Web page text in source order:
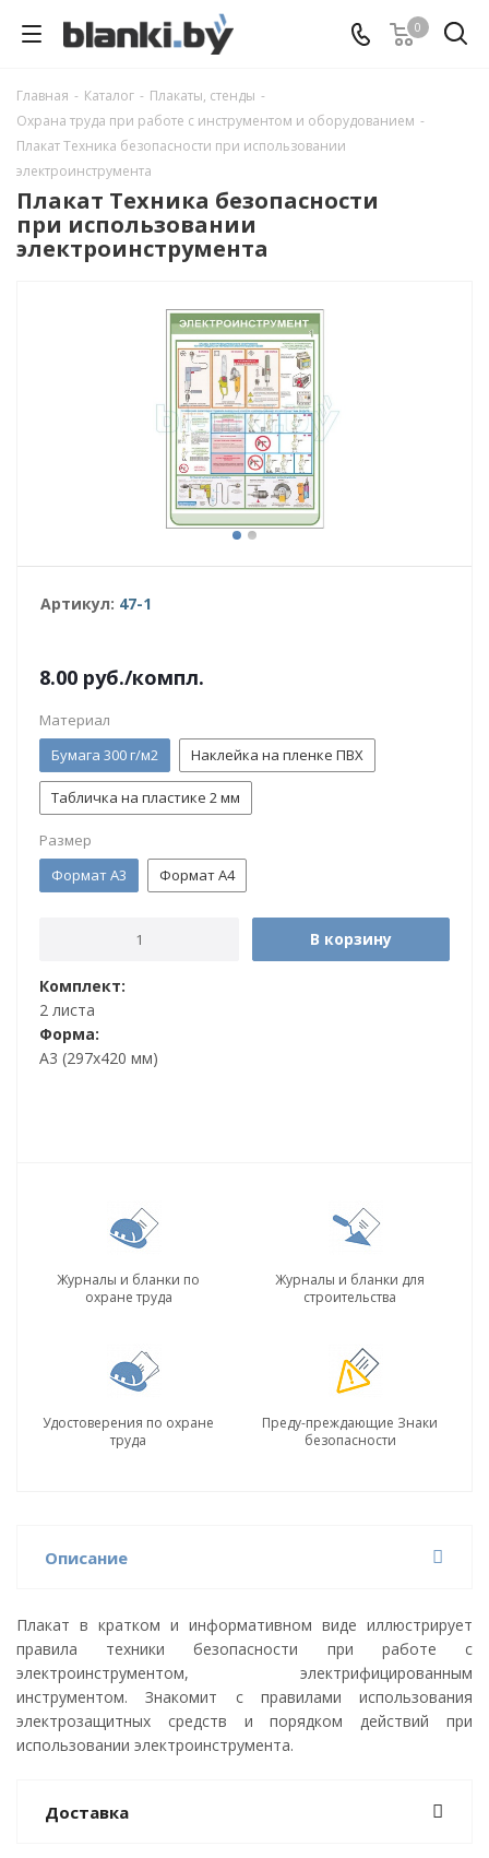
0
Главная - Каталог - Плакаты, стенды -
Охрана труда при работе с инструментом и оборудованием -
Плакат Техника безопасности при использовании
электроинструмента
Плакат Техника безопасности
при использовании
электроинструмента
Артикул: 47-1
8.00 руб./компл.
Материал
Бумага 300 г/м2
Наклейка на пленке ПВХ
Табличка на пластике 2 мм
Размер
Формат А3
Формат А4
В корзину
Комплект:
2 листа
Форма:
А3 (297х420 мм)
Журналы и бланки по
охране труда
Журналы и бланки для
строительства
Удостоверения по охране
труда
Преду-преждающие Знаки
безопасности
Описание
Плакат в кратком и информативном виде иллюстрирует
правила техники безопасности при работе с
электроинструментом, электрифицированным
инструментом. Знакомит с правилами использования
электрозащитных средств и порядком действий при
использовании электроинструмента.
Доставка